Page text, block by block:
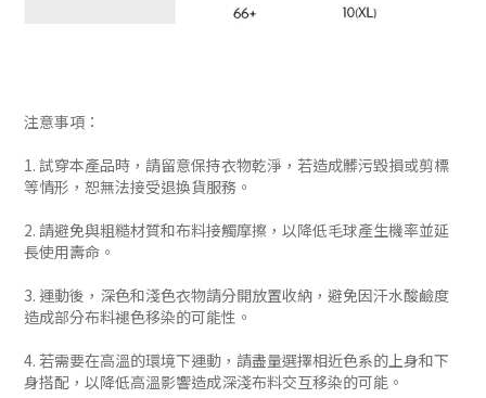
注意事項：
1. 試穿本產品時，請留意保持衣物乾淨，若造成髒污毀損或剪標
等情形，恕無法接受退換貨服務。
2. 請避免與粗糙材質和布料接觸摩擦，以降低毛球產生機率並延
長使用壽命。
3. 運動後，深色和淺色衣物請分開放置收納，避免因汗水酸鹼度
造成部分布料褪色移染的可能性。
4. 若需要在高溫的環境下運動，請盡量選擇相近色系的上身和下
身搭配，以降低高溫影響造成深淺布料交互移染的可能。